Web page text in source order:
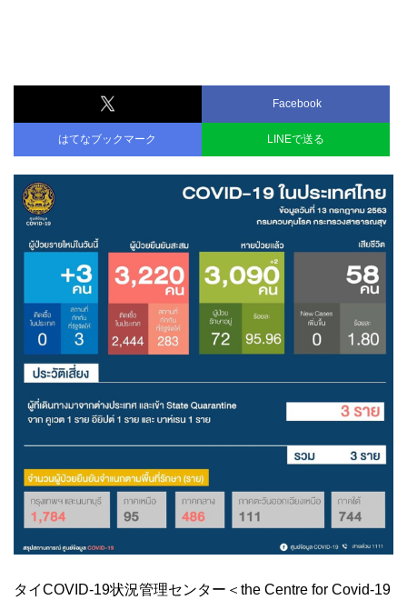
Facebook
はてなブックマーク LINEで送る
タイCOVID-19状況管理センター＜the Centre for Covid-19